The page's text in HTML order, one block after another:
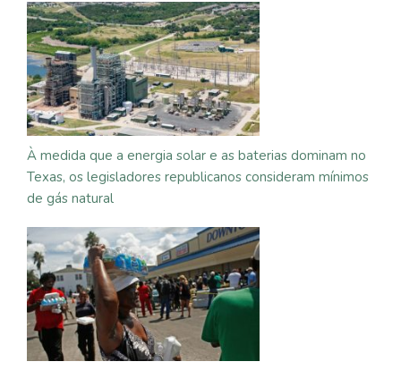
À medida que a energia solar e as baterias dominam no
Texas, os legisladores republicanos consideram mínimos
de gás natural